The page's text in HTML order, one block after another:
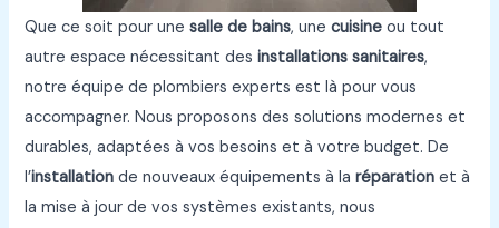
Que ce soit pour unesalle de bains, unecuisine ou tout
autre espace nécessitant desinstallations sanitaires,
notre équipe de plombiers experts est là pour vous
accompagner. Nous proposons des solutions modernes et
durables, adaptées à vos besoins et à votre budget. De
l’installation de nouveaux équipements à laréparation et à
la mise à jour de vos systèmes existants, nous